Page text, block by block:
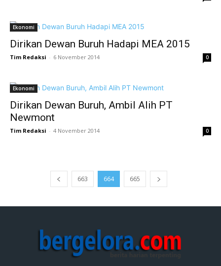
Ekonomi
Dirikan Dewan Buruh Hadapi MEA 2015
Tim Redaksi - 6 November 2014 0
Ekonomi
Dirikan Dewan Buruh, Ambil Alih PT
Newmont
Tim Redaksi - 4 November 2014 0
663 664 665